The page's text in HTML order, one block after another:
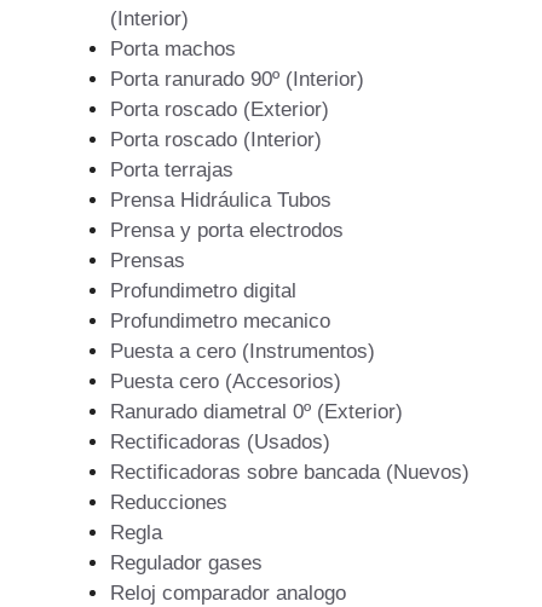
(Interior)
Porta machos
Porta ranurado 90º (Interior)
Porta roscado (Exterior)
Porta roscado (Interior)
Porta terrajas
Prensa Hidráulica Tubos
Prensa y porta electrodos
Prensas
Profundimetro digital
Profundimetro mecanico
Puesta a cero (Instrumentos)
Puesta cero (Accesorios)
Ranurado diametral 0º (Exterior)
Rectificadoras (Usados)
Rectificadoras sobre bancada (Nuevos)
Reducciones
Regla
Regulador gases
Reloj comparador analogo